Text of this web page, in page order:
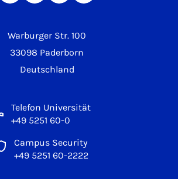
Warburger Str. 100
33098 Paderborn
Deutschland
Telefon Universität
+49 5251 60-0
Campus Security
+49 5251 60-2222